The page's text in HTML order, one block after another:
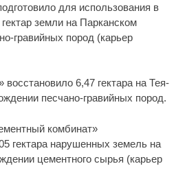
для использования в
земли на Парканском
гравийных пород (карьер
6,47 гектара на Тея-
песчано-гравийных пород.
комбинат»
гектара нарушенных земель на
цементного сырья (карьер